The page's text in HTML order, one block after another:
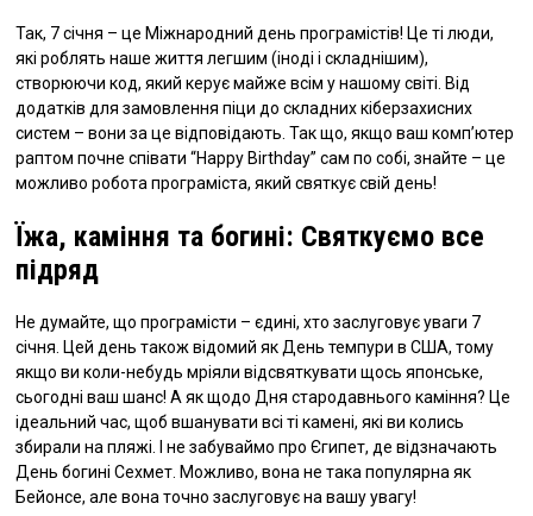
Так, 7 січня – це Міжнародний день програмістів! Це ті люди,
які роблять наше життя легшим (іноді і складнішим),
створюючи код, який керує майже всім у нашому світі. Від
додатків для замовлення піци до складних кіберзахисних
систем – вони за це відповідають. Так що, якщо ваш комп’ютер
раптом почне співати “Happy Birthday” сам по собі, знайте – це
можливо робота програміста, який святкує свій день!
Їжа, каміння та богині: Святкуємо все
підряд
Не думайте, що програмісти – єдині, хто заслуговує уваги 7
січня. Цей день також відомий як День темпури в США, тому
якщо ви коли-небудь мріяли відсвяткувати щось японське,
сьогодні ваш шанс! А як щодо Дня стародавнього каміння? Це
ідеальний час, щоб вшанувати всі ті камені, які ви колись
збирали на пляжі. І не забуваймо про Єгипет, де відзначають
День богині Сехмет. Можливо, вона не така популярна як
Бейонсе, але вона точно заслуговує на вашу увагу!